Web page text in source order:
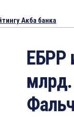
Акба банка
ЕБРР
млрд.